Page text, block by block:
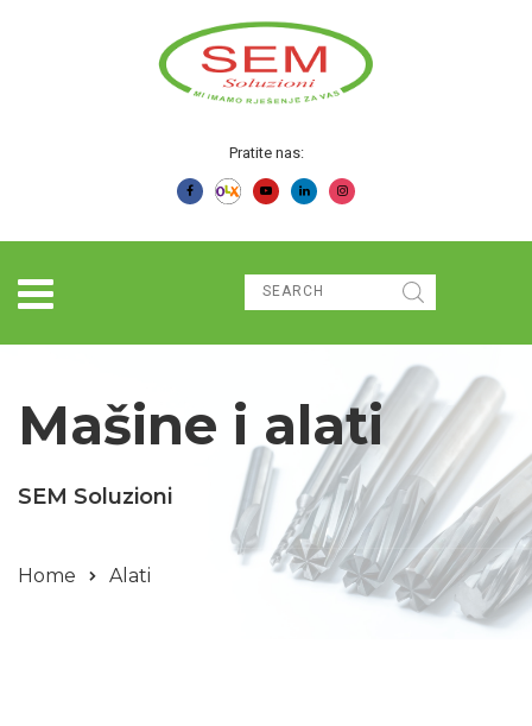
Pratite nas:
Mašine i alati
SEM Soluzioni
Home Alati